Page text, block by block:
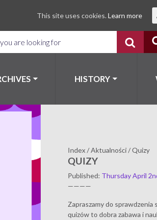
HISTORY
Index/Aktualności/Quizy
QUIZY
Published: Thursday April
————
Zapraszamy do sprawdzenia
quizów to dobra zabawa i
This site uses cookies. Learn more